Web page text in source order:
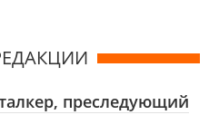
преследующий